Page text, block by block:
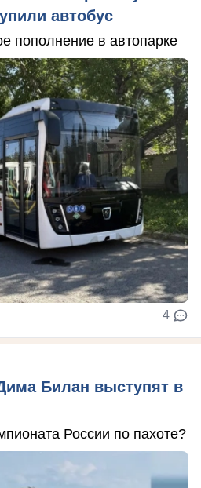
автобус
пополнение в автопарке
4
Билан выступят в
России по пахоте?